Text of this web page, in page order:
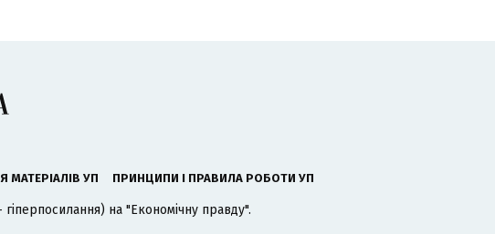
МАТЕРІАЛІВ УП ПРИНЦИПИ І ПРАВИЛА РОБОТИ УП
на "Економічну правду".